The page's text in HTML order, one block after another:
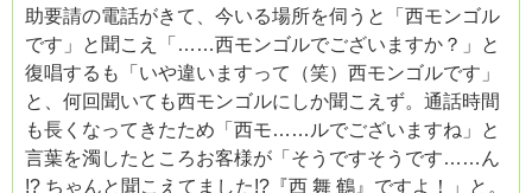
助要請の電話がきて、今いる場所を伺うと「西モンゴル
です」と聞こえ「……西モンゴルでございますか？」と
復唱するも「いや違いますって（笑）西モンゴルです」
と、何回聞いても西モンゴルにしか聞こえず。通話時間
も長くなってきたため「西モ……ルでございますね」と
言葉を濁したところお客様が「そうですそうです……ん
!? ちゃんと聞こえてました!?『西 舞 鶴』ですよ！」と。